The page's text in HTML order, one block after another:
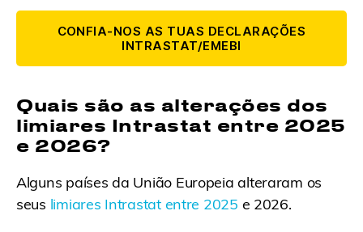
CONFIA-NOS AS TUAS DECLARAÇÕES
INTRASTAT/EMEBI
Quais são as alterações dos
limiares Intrastat entre 2025
e 2026?
Alguns países da União Europeia alteraram os
seus limiares Intrastat entre 2025 e 2026.